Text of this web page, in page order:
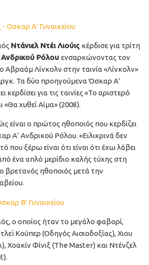
Ντάνιελ Ντέι Λιούις κέρδισε για τρίτη
Ρόλου ενσαρκώνοντας τον
Αβραάμ Λίνκολν στην ταινία «Λίνκολν»
Τα δύο προηγούμενα Όσκαρ Α’
κερδίσει για τις ταινίες «Το αριστερό
«Θα χυθεί Αίμα» (2008).
είναι ο πρώτος ηθοποιός που κερδίζει
Α’ Ανδρικού Ρόλου. «Ειλικρινά δεν
που ξέρω είναι ότι είναι ότι έχω λάβει
ένα απλό μερίδιο καλής τύχης στη
βρετανός ηθοποιός μετά την
ο οποίος ήταν το μεγάλο φαβορί,
Κούπερ (Οδηγός Αισιοδοξίας), Χιου
Χοακίν Φίνιξ (The Master) και Ντένζελ